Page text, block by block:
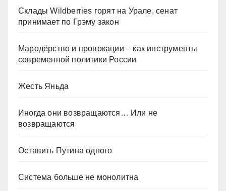
Склады Wildberries горят на Урале, сенат
принимает по Грэму закон
Мародёрство и провокации – как инструменты
современной политики России
Жесть Яньда
Иногда они возвращаются… Или не
возвращаются
Оставить Путина одного
Система больше не монолитна